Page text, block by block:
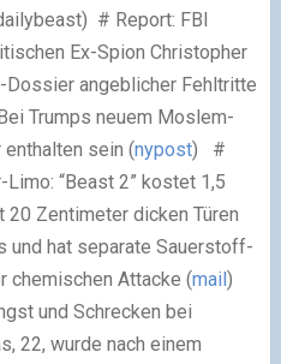
# Report: FBI
Ex-Spion Christopher
angeblicher Fehltritte
Trumps neuem Moslem-
enthalten sein (nypost)
#
“Beast 2” kostet 1,5
Zentimeter dicken Türen
und hat separate Sauerstoff-
chemischen Attacke (mail)
und Schrecken bei
22, wurde nach einem